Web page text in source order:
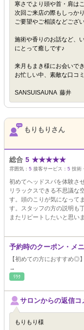
寒さでより頭や首・肩は
次回ご来店の際もしっか
ご要望やご相談などござ
施術や香りのお話など、
にとって癒しです♪
来月もまき様にお会いで
お忙しい中、素敵な口コ
SANSUISAUNA 藤井
もりもりさん
総合 5 ★★★★★
雰囲気： 5 接客サービス： 5 技術
初めてヘッドスパを体験さ
リラックスできる不思議な
す。頭のこりが気になって
す。スタッフの方の説明も
またリピートしたいと思い
予約時のクーポン・メ
【初めての方におすすめ◎
→
ﾘﾗｸ
サロンからの返信コ
もりもり様